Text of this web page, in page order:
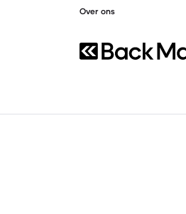
Over ons